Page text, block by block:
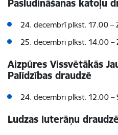
Pasludināšanas katoļu
24. decembrī plkst. 17.00 –
25. decembrī plkst. 14.00 –
Aizpūres Vissvētākās
Palīdzības draudzē
24. decembrī plkst. 12.00 –
Ludzas luterāņu